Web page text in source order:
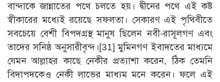
বান্দাকে জান্নাতের পথে চলতে হয়। দ্বীনের পথে এই কষ্ট
স্বীকারের মধ্যেই রয়েছে সফলতা। সেকারণ এই পৃথিবীতে
সবচেয়ে বেশী বিপদগ্রস্থ মানুষ ছিলেন নবী-রাসূলগণ এবং
তাদের সনিষ্ঠ অনুসারীবৃন্দ।[31] মুমিনগণ ইবাদতের মাধ্যমে
যেমন আল্লাহর কাছে নেকীর প্রত্যাশা করেন, ঠিক তেমনি
বিদাপদকেও নেকী লাভের মাধ্যম মনে করেন। ফলে এই